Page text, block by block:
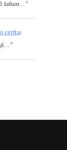
tahun…”
cerita: